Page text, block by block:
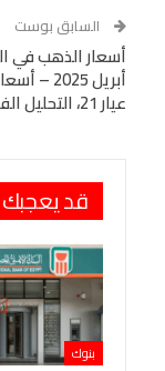
Tumblr
البريد الإلكتروني
Digg
السابق بوست
أبريل
عيار 21، التحليل الفني
قد يعجبك
بنوك